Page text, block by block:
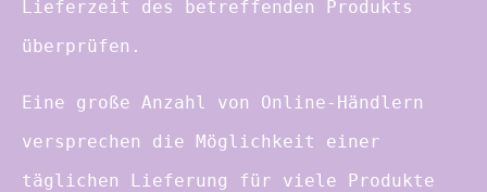
Lieferzeit des betreffenden Produkts
überprüfen.
Eine große Anzahl von Online-Händlern
versprechen die Möglichkeit einer
täglichen Lieferung für viele Produkte